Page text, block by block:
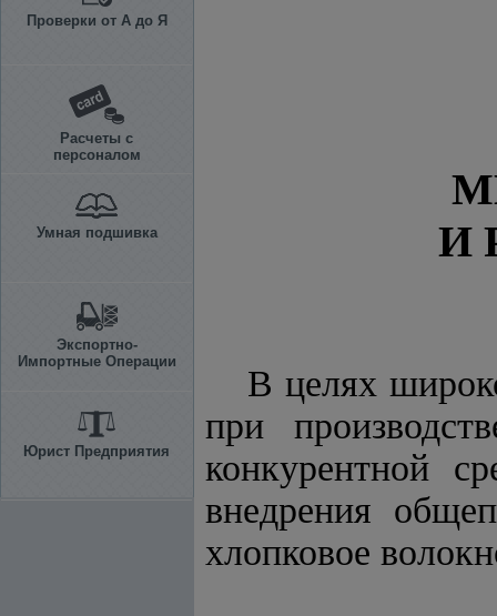
Проверки от А до Я
Расчеты с
персоналом
Умная подшивка
Экспортно-
Импортные Операции
Юрист Предприятия
И
В целях
при
конкурентной
внедрения
хлопковое